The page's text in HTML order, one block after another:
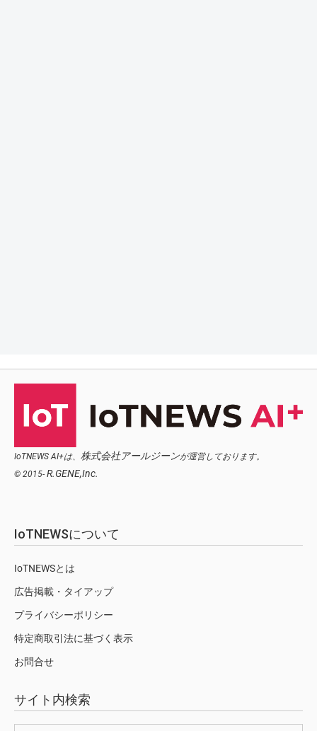
IoTNEWS AI+は、 株式会社アールジーンが運営しております。
© 2015- R.GENE,Inc.
IoTNEWSについて
IoTNEWSとは
広告掲載・タイアップ
プライバシーポリシー
特定商取引法に基づく表示
お問合せ
サイト内検索